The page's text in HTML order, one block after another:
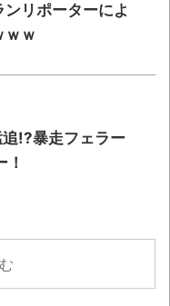
ンリポーターによ
ｗｗ
!?暴走フェラー